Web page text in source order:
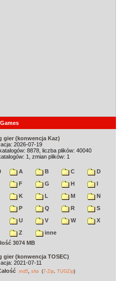
gier (konwencja Kaz)
2026-07-19
8878, liczba plików: 40040
1, zmian plików: 1
A B C
D
F G H
I
K L M
N
P Q R
S
U V W
X
Z
inne
3074 MB
gier (konwencja TOSEC)
2021-07-11
md5 sha (7-Zip TUGZip)